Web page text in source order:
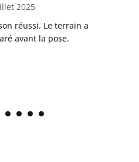
2025
réussi. Le terrain a
avant la pose.